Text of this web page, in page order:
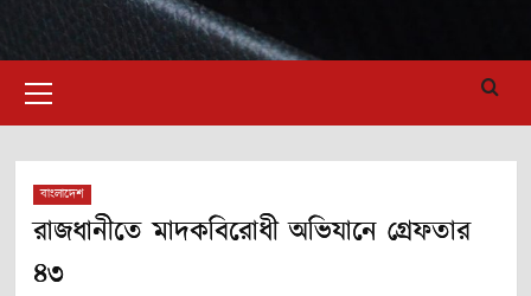
Menu
বাংলাদেশ
রাজধানীতে মাদকবিরোধী অভিযানে গ্রেফতার
৪৩